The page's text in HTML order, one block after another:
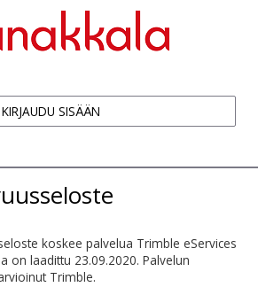
KIRJAUDU SISÄÄN
koskee palvelua Trimble eServices
on laadittu 23.09.2020. Palvelun
Trimble.